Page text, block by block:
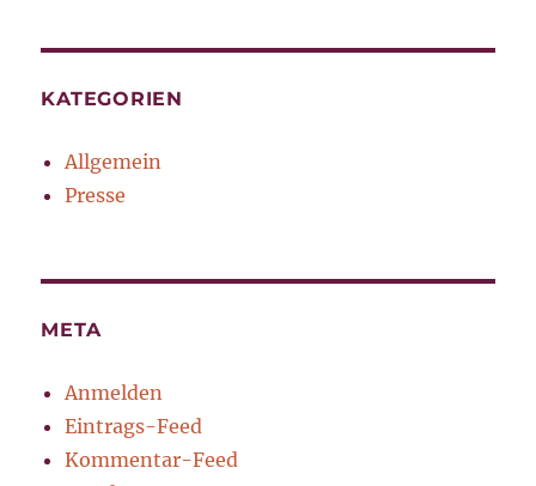
KATEGORIEN
Allgemein
Presse
META
Anmelden
Eintrags-Feed
Kommentar-Feed